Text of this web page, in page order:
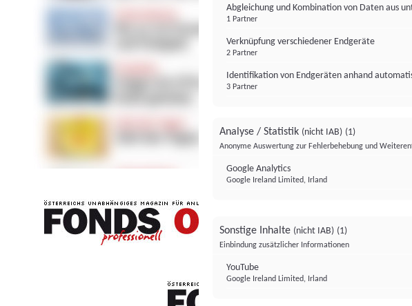
FONDS professionell
Abgleichung und Kombination von Daten aus
1 Partner
Verknüpfung verschiedener Endgeräte
2 Partner
Identifikation von Endgeräten anhand
3 Partner
Analyse / Statistik (nicht IAB) (1)
Anonyme Auswertung zur Fehlerbehebung und
Google Analytics
Google Ireland Limited, Irland
Sonstige Inhalte (nicht IAB) (1)
Einbindung zusätzlicher Informationen
YouTube
Google Ireland Limited, Irland